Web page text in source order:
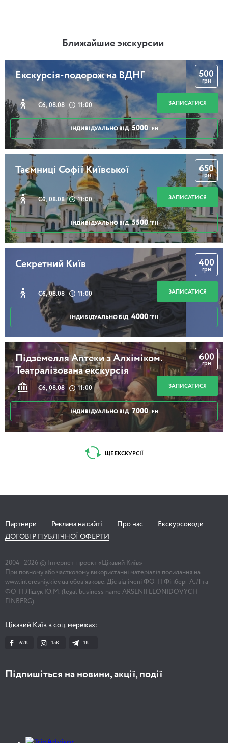
Ближайшие экскурсии
Екскурсія-подорож на ВДНГ
Сб, 08.08 11:00
500
грн
ЗАПИСАТИСЯ
ІНДИВІДУАЛЬНО ВІД 5000 ГРН
Таємниці Софії Київської
Сб, 08.08 11:00
650
грн
ЗАПИСАТИСЯ
ІНДИВІДУАЛЬНО ВІД 5500 ГРН
Секретний Київ
Сб, 08.08 11:00
400
грн
ЗАПИСАТИСЯ
ІНДИВІДУАЛЬНО ВІД 4000 ГРН
Підземелля Аптеки з Алхіміком.
Театралізована екскурсія
Сб, 08.08 11:00
600
грн
ЗАПИСАТИСЯ
ІНДИВІДУАЛЬНО ВІД 7000 ГРН
ЩЕ ЕКСКУРСІЇ
Партнери Реклама на сайті Про нас
Екскурсоводи
ДОГОВІР ПУБЛІЧНОЇ ОФЕРТИ
2004 - 2026 © Інтернет-проект «Цікавий Київ»
При повному або частковому використанні матеріалів посилання на
www.interesniy.kiev.ua обов'язкове. Діє від імені ФО-П Фінберг А.Л та
ФО-П Ліщук Ю.М. (legal business name ARSENII LEONIDOVYCH
FINBERG)
Цікавий Київ в соц. мережах:
62K 15K 1К
Підпишіться на новини, акції, події